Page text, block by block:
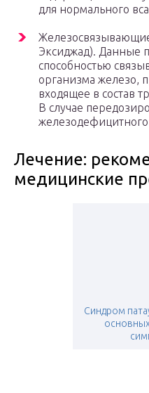
для нормального
Эксиджад). Данные
способностью
организма железо,
входящее в состав
В случае
железодефицитного
Лечение:
медицинские
Синдром